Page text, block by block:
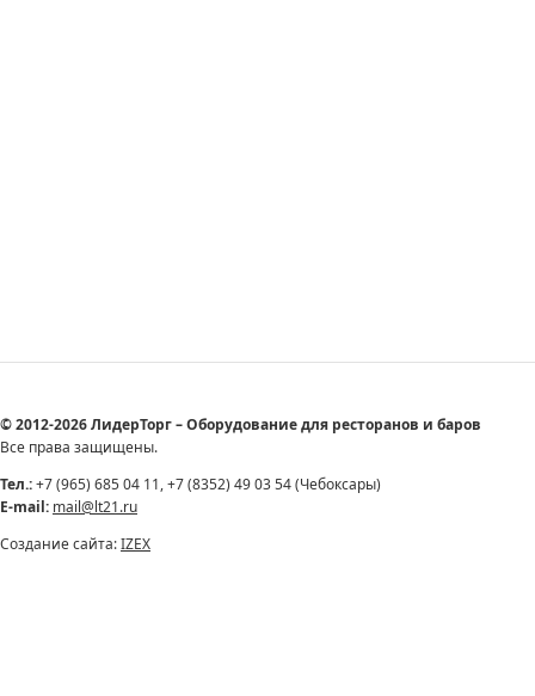
© 2012-2026 ЛидерТорг – Оборудование для ресторанов и баров
Все права защищены.
Тел.:+7 (965) 685 04 11, +7 (8352) 49 03 54 (Чебоксары)
E-mail: mail@lt21.ru
Создание сайта:IZEX